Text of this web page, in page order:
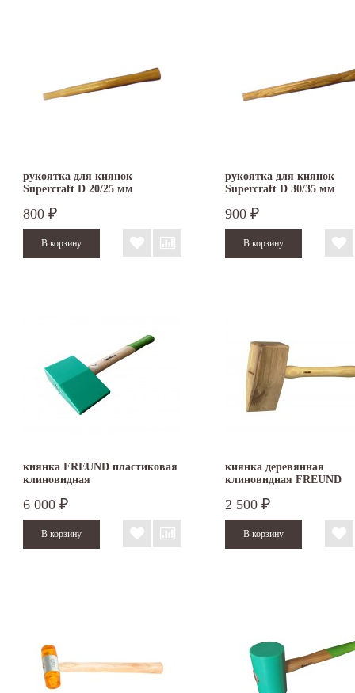
рукоятка для киянок
Supercraft D 20/25 мм
800 ₽
рукоятка для киянок
Supercraft D 30/35 мм
900 ₽
киянка FREUND пластиковая
клиновидная
6 000 ₽
киянка деревянная
клиновидная FREUND
2 500 ₽